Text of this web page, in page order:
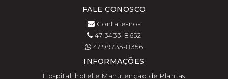
FALE CONOSCO
Contate-nos
47 3433-8652
47 99735-8356
INFORMAÇÕES
Hospital, hotel e Manutenção de Plantas